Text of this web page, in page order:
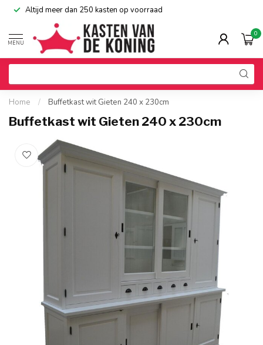
Altijd meer dan 250 kasten op voorraad
MENU
0
Home / Buffetkast wit Gieten 240 x 230cm
Buffetkast wit Gieten 240 x 230cm